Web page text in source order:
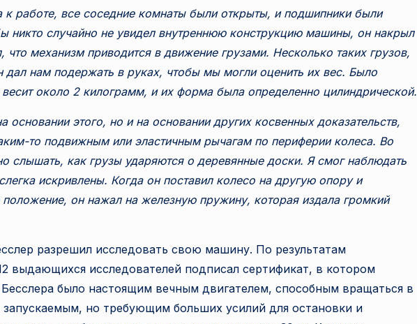
к работе, все соседние комнаты были открыты, и подшипники были
никто случайно не увидел внутреннюю конструкцию машины, он накрыл
механизм приводится в движение грузами. Несколько таких грузов,
дал нам подержать в руках, чтобы мы могли оценить их вес. Было
около 2 килограмм, и их форма была определенно цилиндрической.
этого, но и на основании других косвенных доказательств,
то подвижным или эластичным рычагам по периферии колеса. Во
слышать, как грузы ударяются о деревянные доски. Я смог наблюдать
искривлены. Когда он поставил колесо на другую опору и
положение, он нажал на железную пружину, которая издала громкий
разрешил исследовать свою машину. По результатам
выдающихся исследователей подписал сертификат, в котором
было настоящим вечным двигателем, способным вращаться в
но требующим больших усилий для остановки и